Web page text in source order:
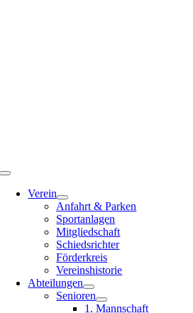
Toggle
NavigationVerein
Anfahrt & Parken
Sportanlagen
Mitgliedschaft
Schiedsrichter
Förderkreis
Vereinshistorie
Abteilungen
Senioren
1. Mannschaft